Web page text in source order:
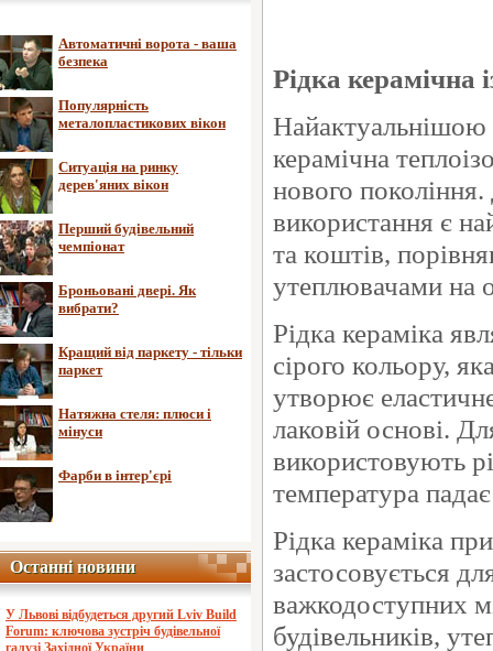
Автоматичні ворота - ваша
безпека
Популярність
металопластикових вікон
Ситуація на ринку
дерев'яних вікон
Перший будівельний
чемпіонат
Броньовані двері. Як
вибрати?
Кращий від паркету - тільки
паркет
Натяжна стеля: плюси і
мінуси
Фарби в інтер'єрі
Останні новини
Останні новини
У Львові відбудеться другий Lviv Build
Forum: ключова зустріч будівельної
галузі Західної України
Рідка керамічна
Найактуальнішою
керамічна
нового покоління.
використання є
та коштів,
утеплювачами на
Рідка кераміка
сірого кольору,
утворює
лаковій основі.
використовують
температура
Рідка кераміка
застосовується
важкодоступних
будівельників,